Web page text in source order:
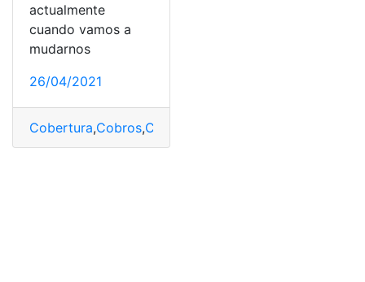
actualmente
cuando vamos a
mudarnos
26/04/2021
Cobertura,Cobros,Compañías